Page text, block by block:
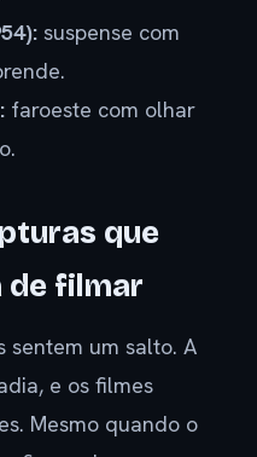
suspense com
faroeste com olhar
que
de filmar
sentem um salto. A
e os filmes
Mesmo quando o